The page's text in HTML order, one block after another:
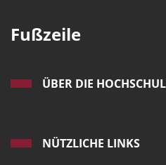
Fußzeile
ÜBER DIE
NÜTZLICHE LINKS